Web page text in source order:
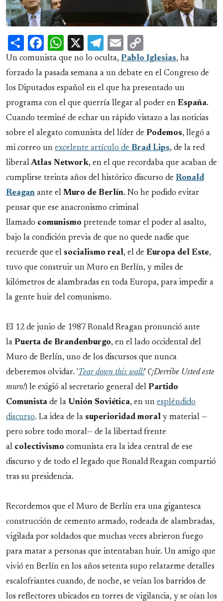
ShareFacebook
WhatsApp
X Telegram
Email
Link
Un comunista que no lo oculta, Pablo Iglesias, ha
forzado la pasada semana a un debate en el Congreso de
los Diputados español en el que ha presentado un
programa con el que querría llegar al poder en España.
Cuando terminé de echar un rápido vistazo a las noticias
sobre el alegato comunista del líder de Podemos, llegó a
mi correo un excelente artículo de Brad Lips, de la red
liberalAtlas Network, en el que recordaba que acaban de
cumplirse treinta años del histórico discurso de Ronald
Reagan ante el Muro de Berlín. No he podido evitar
pensar que ese anacronismo criminal
llamado comunismo pretende tomar el poder al asalto,
bajo la condición previa de que no quede nadie que
recuerde que el socialismo real, el de Europa del Este,
tuvo que construir un Muro en Berlín, y miles de
kilómetros de alambradas en toda Europa, para impedir a
la gente huir del comunismo.
El 12 de junio de 1987 Ronald Reagan pronunció ante
la Puerta de Brandenburgo, en el lado occidental del
Muro de Berlín, uno de los discursos que nunca
deberemos olvidar. 'Tear down this wall!' ('¡Derribe Usted este
muro!) le exigió al secretario general del Partido
Comunista de la Unión Soviética, en un espléndido
discurso. La idea de la superioridad moral y material —
pero sobre todo moral— de la libertad frente
al colectivismo comunista era la idea central de ese
discurso y de todo el legado que Ronald Reagan compartió
tras su presidencia.
Recordemos que el Muro de Berlín era una gigantesca
construcción de cemento armado, rodeada de alambradas,
vigilada por soldados que muchas veces abrieron fuego
para matar a personas que intentaban huir. Un amigo que
vivió en Berlín en los años setenta supo relatarme detalles
escalofriantes cuando, de noche, se veían los barridos de
los reflectores ubicados en torres de vigilancia, y se oían los